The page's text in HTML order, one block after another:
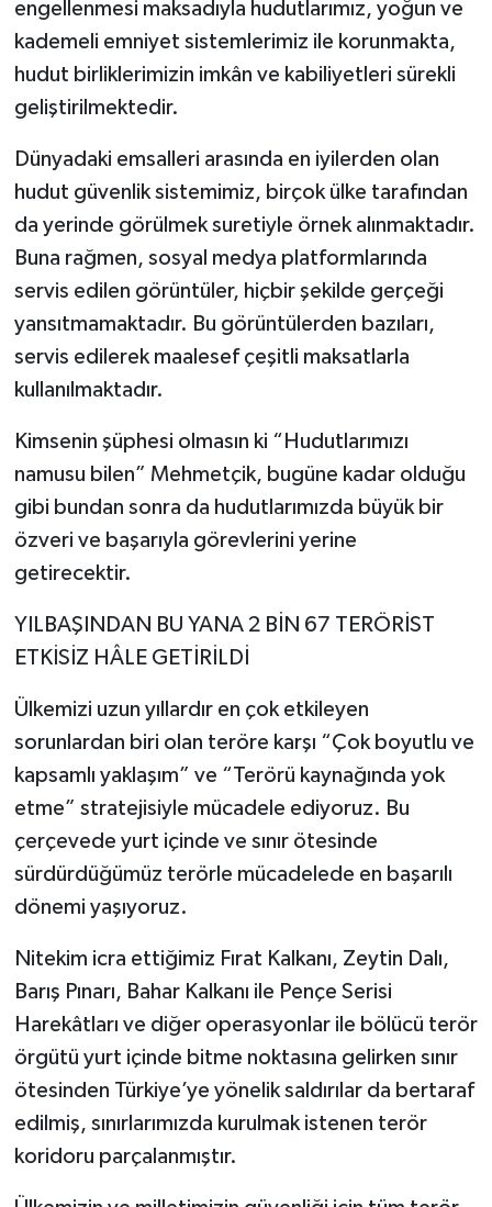
engellenmesi maksadıyla hudutlarımız, yoğun ve
kademeli emniyet sistemlerimiz ile korunmakta,
hudut birliklerimizin imkân ve kabiliyetleri sürekli
geliştirilmektedir.
Dünyadaki emsalleri arasında en iyilerden olan
hudut güvenlik sistemimiz, birçok ülke tarafından
da yerinde görülmek suretiyle örnek alınmaktadır.
Buna rağmen, sosyal medya platformlarında
servis edilen görüntüler, hiçbir şekilde gerçeği
yansıtmamaktadır. Bu görüntülerden bazıları,
servis edilerek maalesef çeşitli maksatlarla
kullanılmaktadır.
Kimsenin şüphesi olmasın ki “Hudutlarımızı
namusu bilen” Mehmetçik, bugüne kadar olduğu
gibi bundan sonra da hudutlarımızda büyük bir
özveri ve başarıyla görevlerini yerine
getirecektir.
YILBAŞINDAN BU YANA 2 BİN 67 TERÖRİST
ETKİSİZ HÂLE GETİRİLDİ
Ülkemizi uzun yıllardır en çok etkileyen
sorunlardan biri olan teröre karşı “Çok boyutlu ve
kapsamlı yaklaşım” ve “Terörü kaynağında yok
etme” stratejisiyle mücadele ediyoruz. Bu
çerçevede yurt içinde ve sınır ötesinde
sürdürdüğümüz terörle mücadelede en başarılı
dönemi yaşıyoruz.
Nitekim icra ettiğimiz Fırat Kalkanı, Zeytin Dalı,
Barış Pınarı, Bahar Kalkanı ile Pençe Serisi
Harekâtları ve diğer operasyonlar ile bölücü terör
örgütü yurt içinde bitme noktasına gelirken sınır
ötesinden Türkiye’ye yönelik saldırılar da bertaraf
edilmiş, sınırlarımızda kurulmak istenen terör
koridoru parçalanmıştır.